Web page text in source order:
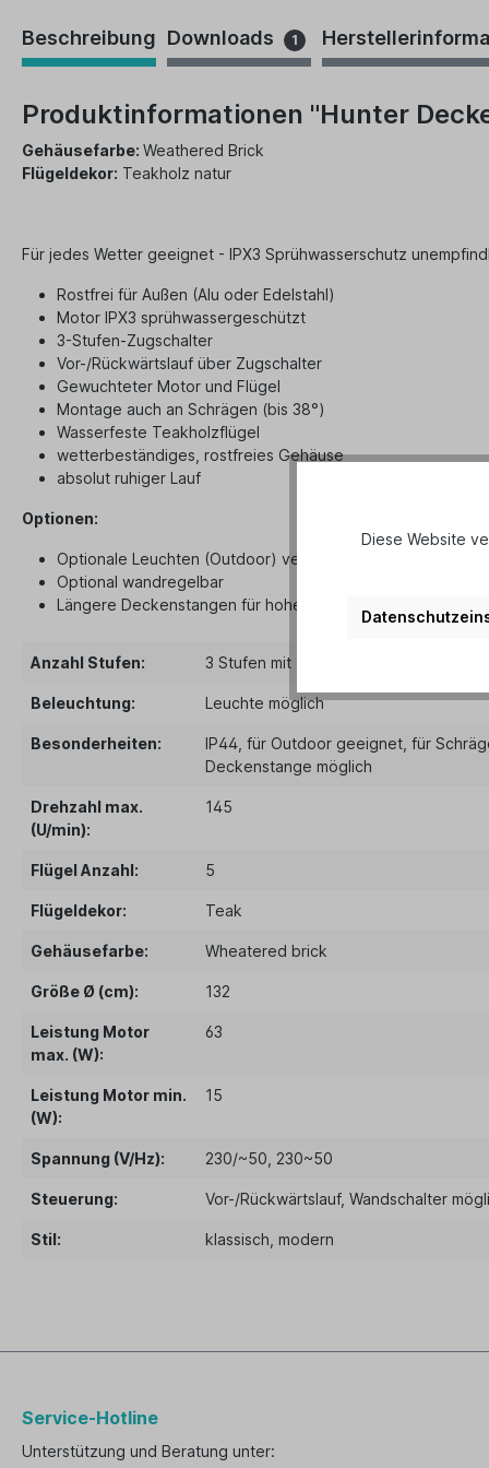
Beschreibung Downloads 1
Produktinformationen "Hunter
Gehäusefarbe: Weathered Brick
Flügeldekor: Teakholz natur
Für jedes Wetter geeignet - IPX3 Sprühwasserschutz
Rostfrei für Außen (Alu oder Edelstahl)
Motor IPX3 sprühwassergeschützt
3-Stufen-Zugschalter
Vor-/Rückwärtslauf über Zugschalter
Gewuchteter Motor und Flügel
Montage auch an Schrägen (bis 38°)
Wasserfeste Teakholzflügel
wetterbeständiges, rostfreies Gehäuse
absolut ruhiger Lauf
Optionen:
Optionale Leuchten (Outdoor) verfügbar
Optional wandregelbar
Längere Deckenstangen für hohe Räume
Anzahl Stufen: 3 Stufen mit Zugschalter
Beleuchtung: Leuchte möglich
Besonderheiten: IP44 , für Outdoor geeignet , für
Deckenstange möglich
Drehzahl max.
(U/min):
145
Flügel Anzahl: 5
Flügeldekor: Teak
Gehäusefarbe: Wheatered brick
Größe Ø (cm): 132
Leistung Motor
max. (W):
63
Leistung Motor min.
(W):
15
Spannung (V/Hz): 230/~50 , 230~50
Steuerung: Vor-/Rückwärtslauf, Wandschalter
Stil: klassisch , modern
Service-Hotline
Unterstützung und Beratung unter:
Diese Website